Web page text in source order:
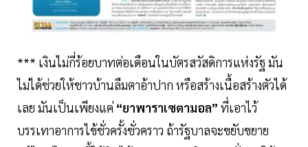
*** เงินไม่กี่ร้อยบาทต่อเดือนในบัตรสวัสดิการแห่งรัฐ มัน
ไม่ได้ช่วยให้ชาวบ้านลืมตาอ้าปาก หรือสร้างเนื้อสร้างตัวได้
เลย มันเป็นเพียงแค่ “ยาพาราเซตามอล” ที่เอาไว้
บรรเทาอาการไข้ชั่วครั้งชั่วคราว ถ้ารัฐบาลจะขยับขยาย